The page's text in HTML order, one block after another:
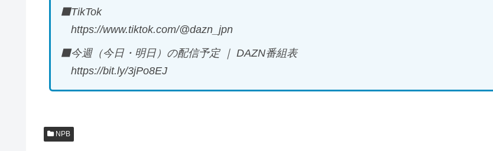
⬛TikTok
https://www.tiktok.com/@dazn_jpn
⬛今週（今日・明日）の配信予定 ｜ DAZN番組表
https://bit.ly/3jPo8EJ
NPB